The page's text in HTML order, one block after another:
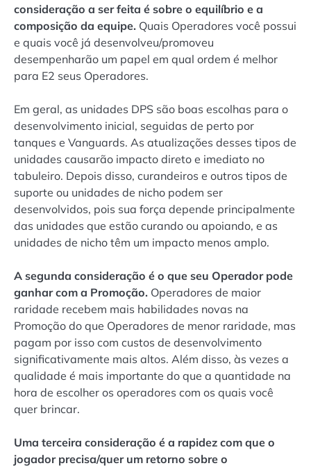
consideração a ser feita é sobre o equilíbrio e a
composição da equipe. Quais Operadores você possui
e quais você já desenvolveu/promoveu
desempenharão um papel em qual ordem é melhor
para E2 seus Operadores.
Em geral, as unidades DPS são boas escolhas para o
desenvolvimento inicial, seguidas de perto por
tanques e Vanguards. As atualizações desses tipos de
unidades causarão impacto direto e imediato no
tabuleiro. Depois disso, curandeiros e outros tipos de
suporte ou unidades de nicho podem ser
desenvolvidos, pois sua força depende principalmente
das unidades que estão curando ou apoiando, e as
unidades de nicho têm um impacto menos amplo.
A segunda consideração é o que seu Operador pode
ganhar com a Promoção. Operadores de maior
raridade recebem mais habilidades novas na
Promoção do que Operadores de menor raridade, mas
pagam por isso com custos de desenvolvimento
significativamente mais altos. Além disso, às vezes a
qualidade é mais importante do que a quantidade na
hora de escolher os operadores com os quais você
quer brincar.
Uma terceira consideração é a rapidez com que o
jogador precisa/quer um retorno sobre o